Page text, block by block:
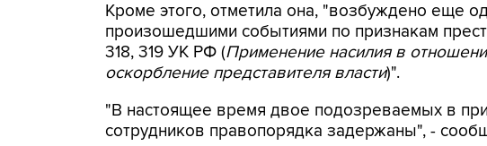
Кроме этого, отметила она, "возбуждено еще
произошедшими событиями по признакам
318, 319 УК РФ (Применение насилия в
оскорбление представителя власти)".
"В настоящее время двое подозреваемых в
сотрудников правопорядка задержаны", -